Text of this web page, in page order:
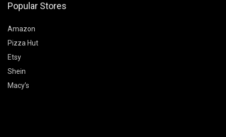
Popular Stores
Amazon
Pizza Hut
Etsy
Shein
Macy’s